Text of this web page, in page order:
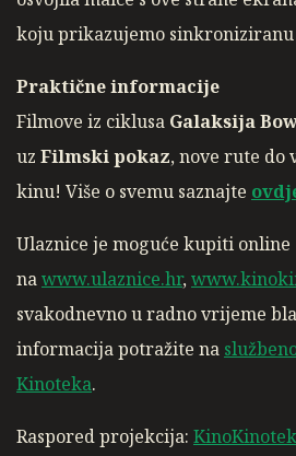
koju prikazujemo
Praktične informacije
Filmove iz ciklusa Galaksija
uz Filmski pokaz, nove rute do
kinu! Više o svemu saznajte
Ulaznice je moguće kupiti online
nawww.ulaznice.hr,
svakodnevno u radno vrijeme
informacija potražite na
Kinoteka.
Raspored projekcija: